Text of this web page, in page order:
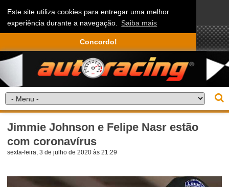
Este site utiliza cookies para entregar uma melhor
experiência durante a navegação. Saiba mais
Concordo!
Jimmie Johnson e Felipe Nasr estão
com coronavírus
sexta-feira, 3 de julho de 2020 às 21:29